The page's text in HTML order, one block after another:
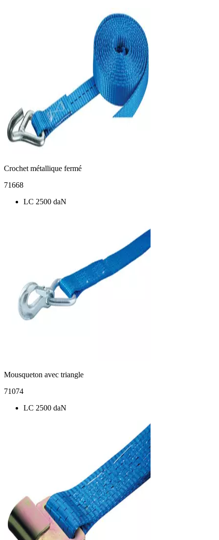
Crochet métallique fermé
71668
LC 2500 daN
Mousqueton avec triangle
71074
LC 2500 daN